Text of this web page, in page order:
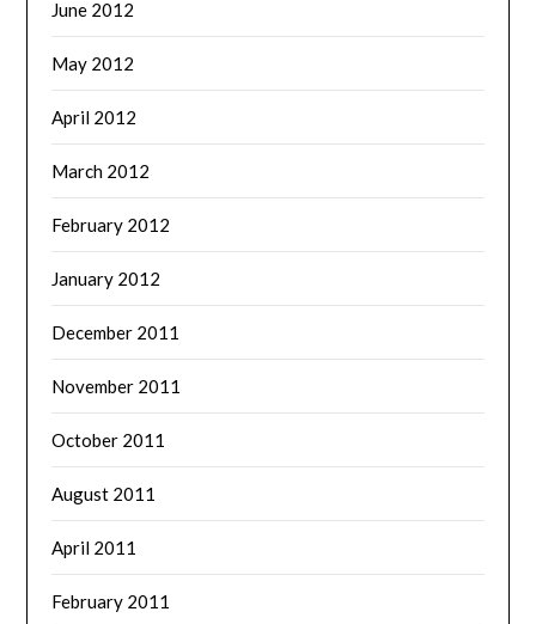
June 2012
May 2012
April 2012
March 2012
February 2012
January 2012
December 2011
November 2011
October 2011
August 2011
April 2011
February 2011